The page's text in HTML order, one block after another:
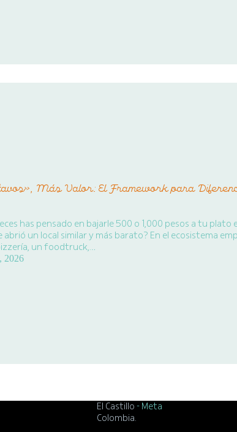
Más Valor: El Framework para
has pensado en bajarle 500 o 1,000 pesos a tu plato
un local similar y más barato? En el ecosistema
un foodtruck,…
2026
El Castillo - Meta
Colombia.